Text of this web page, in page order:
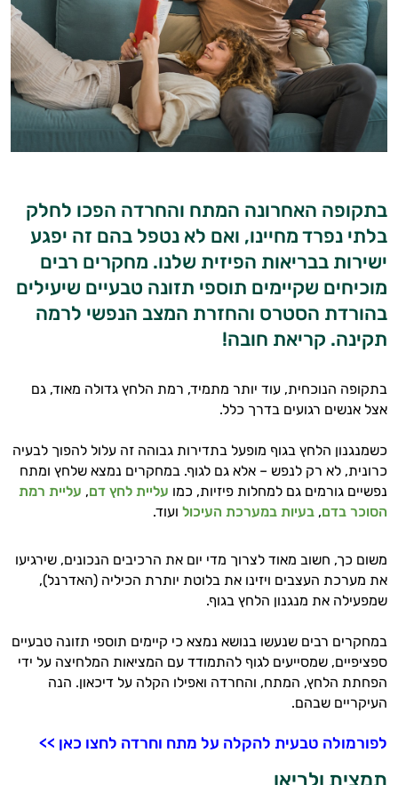
בתקופה האחרונה המתח והחרדה הפכו לחלק
בלתי נפרד מחיינו, ואם לא נטפל בהם זה יפגע
ישירות בבריאות הפיזית שלנו. מחקרים רבים
מוכיחים שקיימים תוספי תזונה טבעיים שיעילים
בהורדת הסטרס והחזרת המצב הנפשי לרמה
תקינה. קריאת חובה!
בתקופה הנוכחית, עוד יותר מתמיד, רמת הלחץ גדולה מאוד, גם
אצל אנשים רגועים בדרך כלל.
כשמנגנון הלחץ בגוף מופעל בתדירות גבוהה זה עלול להפוך לבעיה
כרונית, לא רק לנפש – אלא גם לגוף. במחקרים נמצא שלחץ ומתח
נפשיים גורמים גם למחלות פיזיות, כמו עליית לחץ דם, עליית רמת
הסוכר בדם, בעיות במערכת העיכול ועוד.
משום כך, חשוב מאוד לצרוך מדי יום את הרכיבים הנכונים, שירגיעו
את מערכת העצבים ויזינו את בלוטת יותרת הכיליה (האדרנל),
שמפעילה את מנגנון הלחץ בגוף.
במחקרים רבים שנעשו בנושא נמצא כי קיימים תוספי תזונה טבעיים
ספציפיים, שמסייעים לגוף להתמודד עם המציאות המלחיצה על ידי
הפחתת הלחץ, המתח, והחרדה ואפילו הקלה על דיכאון. הנה
העיקריים שבהם.
לפורמולה טבעית להקלה על מתח וחרדה לחצו כאן >>
תמצית ולריאן